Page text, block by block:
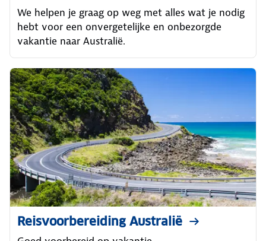
We helpen je graag op weg met alles wat je nodig
hebt voor een onvergetelijke en onbezorgde
vakantie naar Australië.
Reisvoorbereiding Australië